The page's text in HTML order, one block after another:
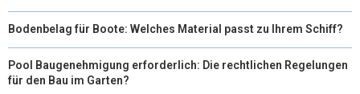
)
Bodenbelag für Boote: Welches Material passt zu Ihrem Schiff?
Pool Baugenehmigung erforderlich: Die rechtlichen Regelungen
für den Bau im Garten?